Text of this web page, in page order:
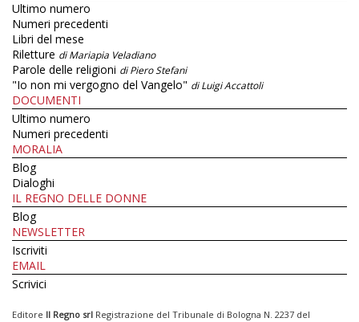
Ultimo numero
Numeri precedenti
Libri del mese
Riletture di Mariapia Veladiano
Parole delle religioni di Piero Stefani
"Io non mi vergogno del Vangelo" di Luigi Accattoli
DOCUMENTI
Ultimo numero
Numeri precedenti
MORALIA
Blog
Dialoghi
IL REGNO DELLE DONNE
Blog
NEWSLETTER
Iscriviti
EMAIL
Scrivici
Editore Il Regno srl Registrazione del Tribunale di Bologna N. 2237 del